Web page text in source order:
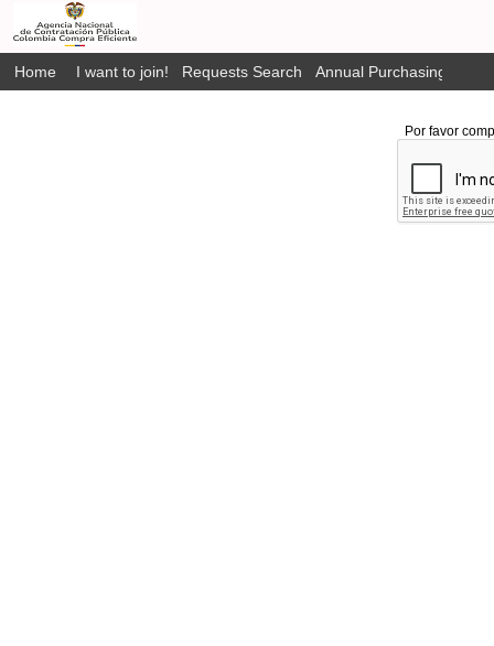
Home I want to join! Requests Search Annual Purchasing Plan
Por favor